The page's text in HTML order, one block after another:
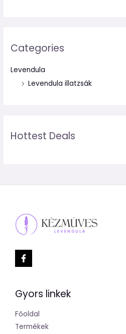
Categories
Levendula
Levendula illatzsák
Hottest Deals
Gyors linkek
Főoldal
Termékek